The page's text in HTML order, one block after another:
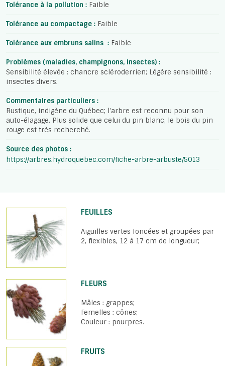
Tolérance à la pollution : Faible
Tolérance au compactage : Faible
Tolérance aux embruns salins : Faible
Problèmes (maladies, champignons, insectes) :
Sensibilité élevée : chancre scléroderrien; Légère sensibilité :
insectes divers.
Commentaires particuliers :
Rustique, indigène du Québec; l'arbre est reconnu pour son
auto-élagage. Plus solide que celui du pin blanc, le bois du pin
rouge est très recherché.
Source des photos :
https://arbres.hydroquebec.com/fiche-arbre-arbuste/5013
FEUILLES
Aiguilles vertes foncées et groupées par
2, flexibles, 12 à 17 cm de longueur;
FLEURS
Mâles : grappes;
Femelles : cônes;
Couleur : pourpres.
FRUITS